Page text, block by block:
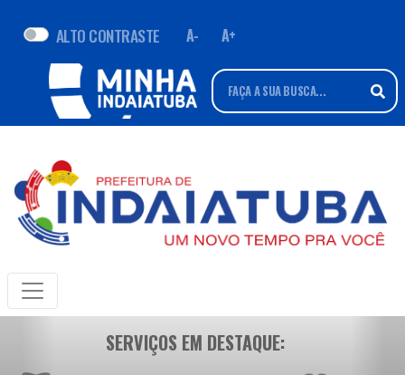
ALTO CONTRASTE A- A+
SERVIÇOS EM DESTAQUE: